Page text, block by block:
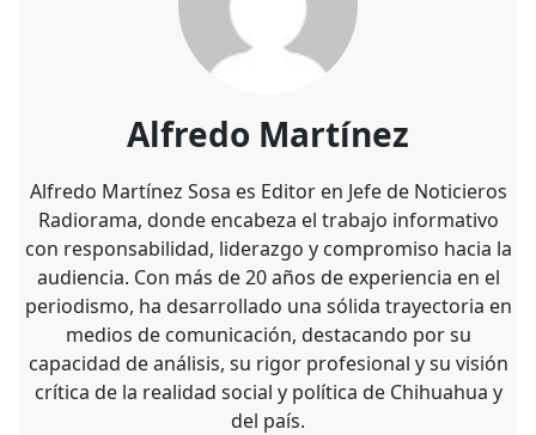
Alfredo Martínez
Alfredo Martínez Sosa es Editor en Jefe de Noticieros
Radiorama, donde encabeza el trabajo informativo
con responsabilidad, liderazgo y compromiso hacia la
audiencia. Con más de 20 años de experiencia en el
periodismo, ha desarrollado una sólida trayectoria en
medios de comunicación, destacando por su
capacidad de análisis, su rigor profesional y su visión
crítica de la realidad social y política de Chihuahua y
del país.